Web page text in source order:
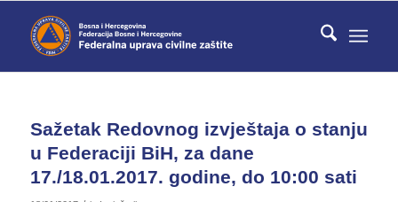
Sažetak Redovnog izvještaja o stanju
u Federaciji BiH, za dane
17./18.01.2017. godine, do 10:00 sati